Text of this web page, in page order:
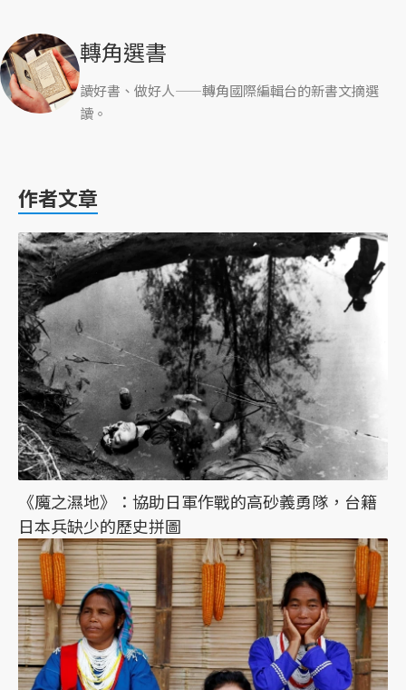
轉角選書
讀好書、做好人——轉角國際編輯台的新書文摘選
讀。
作者文章
《魔之濕地》：協助日軍作戰的高砂義勇隊，台籍
日本兵缺少的歷史拼圖